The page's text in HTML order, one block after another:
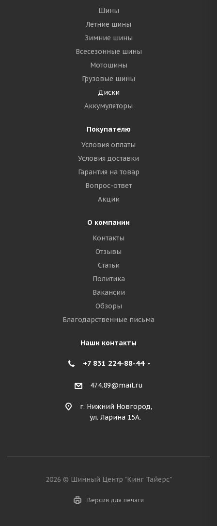
Шины
Летние шины
Зимние шины
Всесезонные шины
Мотошины
Грузовые шины
Диски
Аккумуляторы
Покупателю
Условия оплаты
Условия доставки
Гарантия на товар
Вопрос-ответ
Акции
О компании
Контакты
Отзывы
Статьи
Политика
Вакансии
Обзоры
Благодарственные письма
Наши контакты
+7 831 224-88-44
474.89@mail.ru
г. Нижний Новгород,
ул. Ларина 15А.
2026 © Шинный Центр "Кинг Тайерс"
Версия для печати